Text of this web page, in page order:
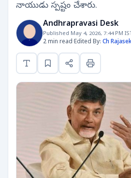
నాయుడు స్పష్టం చేశారు.
Andhrapravasi Desk
Published May 4, 2026, 7:44 PM
2 min read·Edited By: Ch